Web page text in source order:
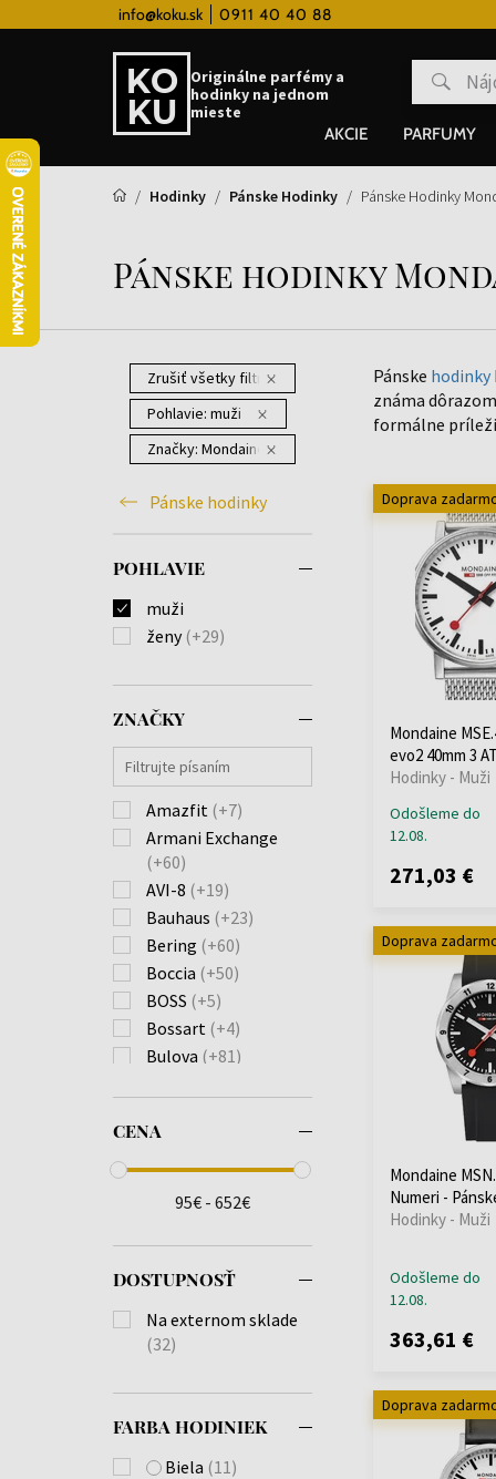
info@koku.sk 0911 40 40 88Vernostný systém
Originálne parfémy a
hodinky na jednom
mieste
AKCIE PARFUMY
Hodinky Pánske Hodinky Pánske Hodinky
Pánske hodinky
Zrušiť všetky filtre
Pohlavie: muži
Značky: Mondaine
Pánske hodinky
POHLAVIE
muži
ženy(+29)
ZNAČKY
Amazfit (+7)
Armani Exchange
(+60)
AVI-8 (+19)
Bauhaus (+23)
Bering (+60)
Boccia (+50)
BOSS (+5)
Bossart (+4)
Bulova (+81)
Carl von Zeyten
(+23)
Carneo(+18)
Casio (+579)
Claude Bernard(+3)
Daniel Wellington
Diesel(+136)
Donoval
Emporio Armani
(+334)
CENA
95€ - 652€
DOSTUPNOSŤ
Na externom sklade
(32)
FARBA HODINIEK
Biela (11)
Pánske hodinky
známa
formálne
Doprava
Mondaine
evo2 40mm 3
Hodinky - Muži
Odošleme do
12.08.
271,03 €
Doprava
Mondaine
Numeri -
Hodinky - Muži
Odošleme do
12.08.
363,61 €
Doprava